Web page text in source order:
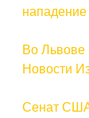
Во Львове
Новости
Сенат США